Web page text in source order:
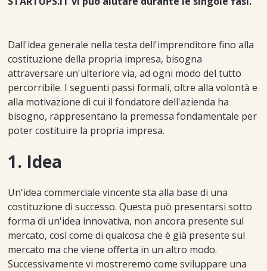
Dall'idea generale nella testa dell'imprenditore fino alla
costituzione della propria impresa, bisogna
attraversare un'ulteriore via, ad ogni modo del tutto
percorribile. I seguenti passi formali, oltre alla volontà e
alla motivazione di cui il fondatore dell'azienda ha
bisogno, rappresentano la premessa fondamentale per
poter costituire la propria impresa.
1. Idea
Un'idea commerciale vincente sta alla base di una
costituzione di successo. Questa può presentarsi sotto
forma di un'idea innovativa, non ancora presente sul
mercato, così come di qualcosa che è già presente sul
mercato ma che viene offerta in un altro modo.
Successivamente vi mostreremo come sviluppare una